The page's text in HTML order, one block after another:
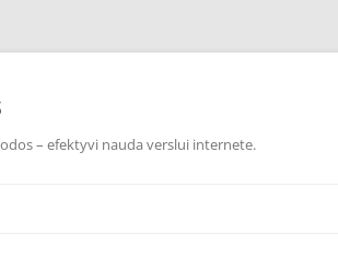
– efektyvi nauda verslui internete.